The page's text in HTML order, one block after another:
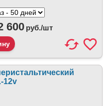
600 руб./шт
12v